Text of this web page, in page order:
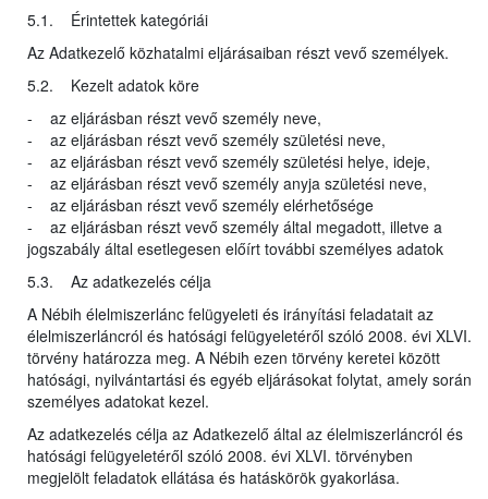
5.1. Érintettek kategóriái
Az Adatkezelő közhatalmi eljárásaiban részt vevő személyek.
5.2. Kezelt adatok köre
- az eljárásban részt vevő személy neve,
- az eljárásban részt vevő személy születési neve,
- az eljárásban részt vevő személy születési helye, ideje,
- az eljárásban részt vevő személy anyja születési neve,
- az eljárásban részt vevő személy elérhetősége
- az eljárásban részt vevő személy által megadott, illetve a
jogszabály által esetlegesen előírt további személyes adatok
5.3. Az adatkezelés célja
A Nébih élelmiszerlánc felügyeleti és irányítási feladatait az
élelmiszerláncról és hatósági felügyeletéről szóló 2008. évi XLVI.
törvény határozza meg. A Nébih ezen törvény keretei között
hatósági, nyilvántartási és egyéb eljárásokat folytat, amely során
személyes adatokat kezel.
Az adatkezelés célja az Adatkezelő által az élelmiszerláncról és
hatósági felügyeletéről szóló 2008. évi XLVI. törvényben
megjelölt feladatok ellátása és hatáskörök gyakorlása.